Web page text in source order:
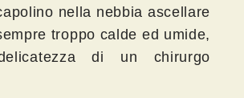
nella nebbia ascellare
troppo calde ed umide,
di un chirurgo